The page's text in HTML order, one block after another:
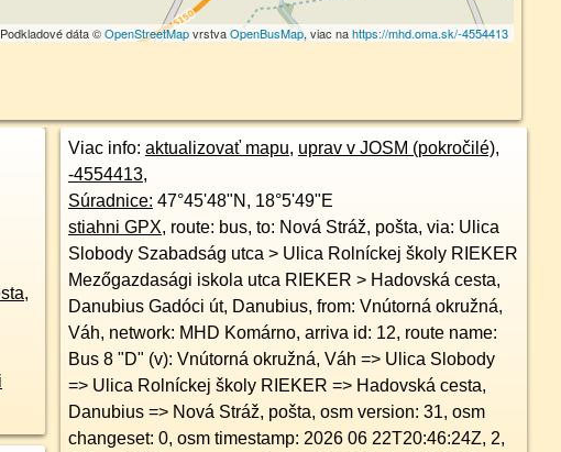
Podkladové dáta ©OpenStreetMapvrstvaOpenBusMap, viac nahttps://mhd.oma.sk/-4554413
Viac info: aktualizovať mapu, uprav v JOSM (pokročilé),
-4554413,
Súradnice: 47°45'48"N , 18°5'49"E
stiahni GPX, route: bus, to: Nová Stráž, pošta, via: Ulica
Slobody Szabadság utca > Ulica Rolníckej školy RIEKER
Mezőgazdasági iskola utca RIEKER > Hadovská cesta,
Danubius Gadóci út, Danubius, from: Vnútorná okružná,
Váh, network: MHD Komárno, arriva id: 12, route name:
Bus 8 "D" (v): Vnútorná okružná, Váh => Ulica Slobody
=> Ulica Rolníckej školy RIEKER => Hadovská cesta,
Danubius => Nová Stráž, pošta, osm version: 31, osm
changeset: 0, osm timestamp: 2026 06 22T20:46:24Z, 2,